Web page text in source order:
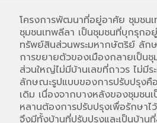
โครงการพัฒนาที่อยู่อาศัย ชุมชน
ชุมชนเทพลีลา เป็นชุมชนที่บุกรุก
ทรัพย์สินส่วนพระมหากษัตริย์ ลัก
การขยายตัวของเมืองกลายเป็น
ส่วนใหญ่ไม่มีบ้านเลขที่ถาวร ไม่มีร
ลักษณะรูปแบบของการปรับปรุงคื
เดิม เนื่องจากบางหลังของชุมชน
หลานต้องการปรับปรุงเพื่อรักษา
จึงมีทั้งบ้านที่ปรับปรุงและเป็นบ้านที่